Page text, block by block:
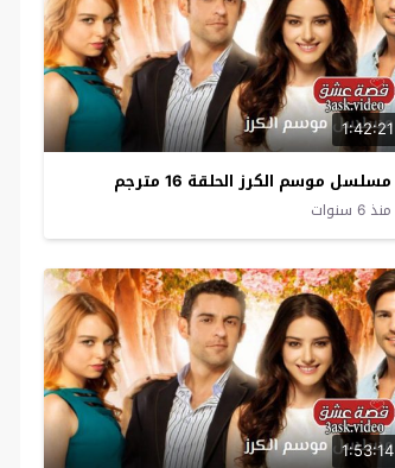
1:42:21
مسلسل موسم الكرز الحلقة 16 مترجم
منذ 6 سنوات
1:53:14